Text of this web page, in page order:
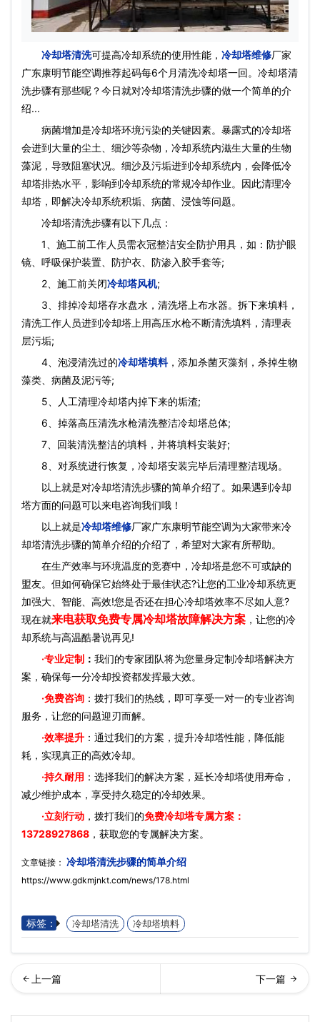
冷却塔清洗可提高冷却系统的使用性能， 冷却塔维修厂家
广东康明节能空调推荐起码每6个月清洗冷却塔一回。冷却塔清
洗步骤有那些呢？今日就对冷却塔清洗步骤的做一个简单的介
绍...
病菌增加是冷却塔环境污染的关键因素。暴露式的冷却塔
会进到大量的尘土、细沙等杂物，冷却系统内滋生大量的生物
藻泥，导致阻塞状况。细沙及污垢进到冷却系统内，会降低冷
却塔排热水平，影响到冷却系统的常规冷却作业。因此清理冷
却塔，即解决冷却系统积垢、病菌、浸蚀等问题。
冷却塔清洗步骤有以下几点：
1、施工前工作人员需衣冠整洁安全防护用具，如：防护眼
镜、呼吸保护装置、防护衣、防渗入胶手套等;
2、施工前关闭冷却塔风机;
3、排掉冷却塔存水盘水，清洗塔上布水器。拆下来填料，
清洗工作人员进到冷却塔上用高压水枪不断清洗填料，清理表
层污垢;
4、泡浸清洗过的冷却塔填料，添加杀菌灭藻剂，杀掉生物
藻类、病菌及泥污等;
5、人工清理冷却塔内掉下来的垢渣;
6、掉落高压清洗水枪清洗整洁冷却塔总体;
7、回装清洗整洁的填料，并将填料安装好;
8、对系统进行恢复，冷却塔安装完毕后清理整洁现场。
以上就是对冷却塔清洗步骤的简单介绍了。如果遇到冷却
塔方面的问题可以来电咨询我们哦！
以上就是冷却塔维修厂家广东康明节能空调为大家带来冷
却塔清洗步骤的简单介绍的介绍了，希望对大家有所帮助。
在生产效率与环境温度的竞赛中，冷却塔是您不可或缺的
盟友。但如何确保它始终处于最佳状态?让您的工业冷却系统更
加强大、智能、高效!您是否还在担心冷却塔效率不尽如人意?
现在就来电获取免费专属冷却塔故障解决方案 ，让您的冷
却系统与高温酷暑说再见!
·专业定制 ： 我们的专家团队将为您量身定制冷却塔解决方
案，确保每一分冷却投资都发挥最大效。
·免费咨询 ：拨打我们的热线，即可享受一对一的专业咨询
服务，让您的问题迎刃而解。
·效率提升 ：通过我们的方案，提升冷却塔性能，降低能
耗，实现真正的高效冷却。
·持久耐用 ：选择我们的解决方案，延长冷却塔使用寿命，
减少维护成本，享受持久稳定的冷却效果。
·立刻行动 ，拨打我们的免费冷却塔专属方案：
13728927868 ，获取您的专属解决方案。
文章链接： 冷却塔清洗步骤的简单介绍
https://www.gdkmjnkt.com/news/178.html
标签： 冷却塔清洗 冷却塔填料